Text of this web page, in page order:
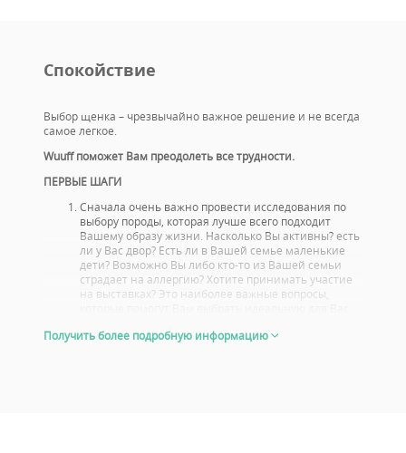
Спокойствие
Выбор щенка – чрезвычайно важное решение и не всегда
самое легкое.
Wuuff поможет Вам преодолеть все трудности.
ПЕРВЫЕ ШАГИ
Сначала очень важно провести исследования по
выбору породы, которая лучше всего подходит
Вашему образу жизни. Насколько Вы активны? есть
ли у Вас двор? Есть ли в Вашей семье маленькие
дети? Возможно Вы либо кто-то из Вашей семьи
страдает на аллергию? Хотите принимать участие
на выставках? Это наиболее важные вопросы,
Вам стоит также ознакомиться с проблемами со
Получить более подробную информацию